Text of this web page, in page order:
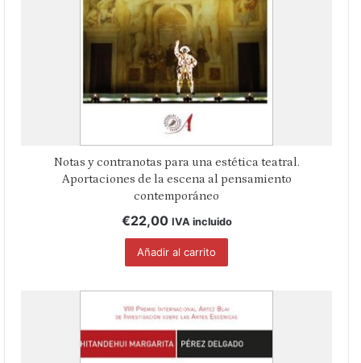
Notas y contranotas para una estética teatral.
Aportaciones de la escena al pensamiento
contemporáneo
€22,00 IVA incluido
Añadir al carrito